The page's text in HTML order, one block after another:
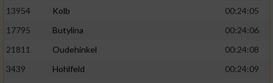
13954
Kolb
00:24:05
17795
Butylina
00:24:06
21811
Oudehinkel
00:24:08
3439
Hohlfeld 00:24:09